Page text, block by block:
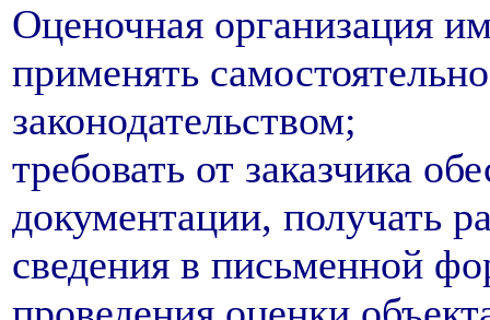
Оценочная организация
применять
законодательством;
требовать от заказчика
документации, получать
сведения в письменной